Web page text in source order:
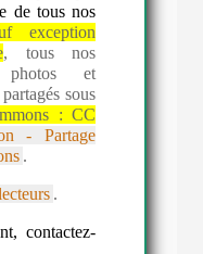
de tous nos
exception
, tous nos
photos et
sous
:CC
- Partage
.
.
contactez-